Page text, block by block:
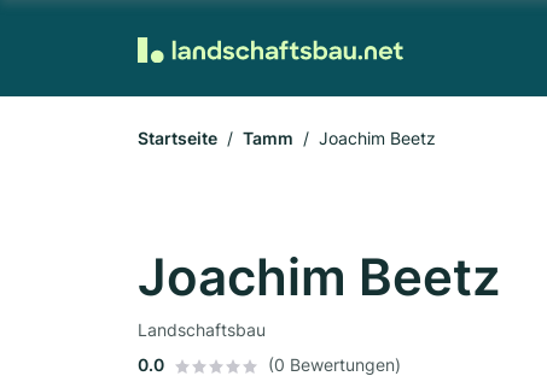
Startseite Tamm Joachim Beetz
Joachim Beetz
Landschaftsbau
0.0
(0 Bewertungen)